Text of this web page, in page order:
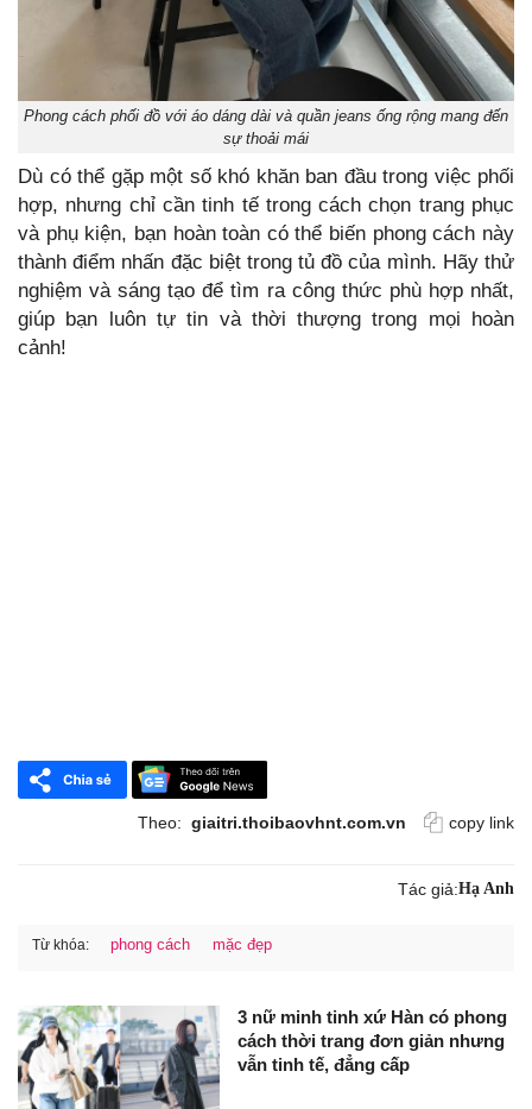
Phong cách phối đồ với áo dáng dài và quần jeans ống rộng mang đến
sự thoải mái
Dù có thể gặp một số khó khăn ban đầu trong việc phối
hợp, nhưng chỉ cần tinh tế trong cách chọn trang phục
và phụ kiện, bạn hoàn toàn có thể biến phong cách này
thành điểm nhấn đặc biệt trong tủ đồ của mình. Hãy thử
nghiệm và sáng tạo để tìm ra công thức phù hợp nhất,
giúp bạn luôn tự tin và thời thượng trong mọi hoàn
cảnh!
Theo: giaitri.thoibaovhnt.com.vn copy link
Tác giả:Hạ Anh
Từ khóa: phong cách mặc đẹp
3 nữ minh tinh xứ Hàn có phong
cách thời trang đơn giản nhưng
vẫn tinh tế, đẳng cấp